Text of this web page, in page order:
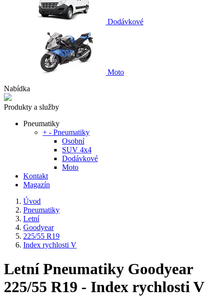
Dodávkové
Moto
Nabídka
Produkty a služby
Pneumatiky
+ - Pneumatiky
Osobní
SUV 4x4
Dodávkové
Moto
Kontakt
Magazín
Úvod
Pneumatiky
Letní
Goodyear
225/55 R19
Index rychlosti V
Letní Pneumatiky Goodyear
225/55 R19 - Index rychlosti V